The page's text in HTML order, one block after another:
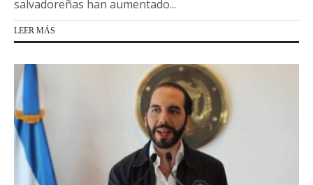
salvadoreñas han aumentado...
LEER MÁS